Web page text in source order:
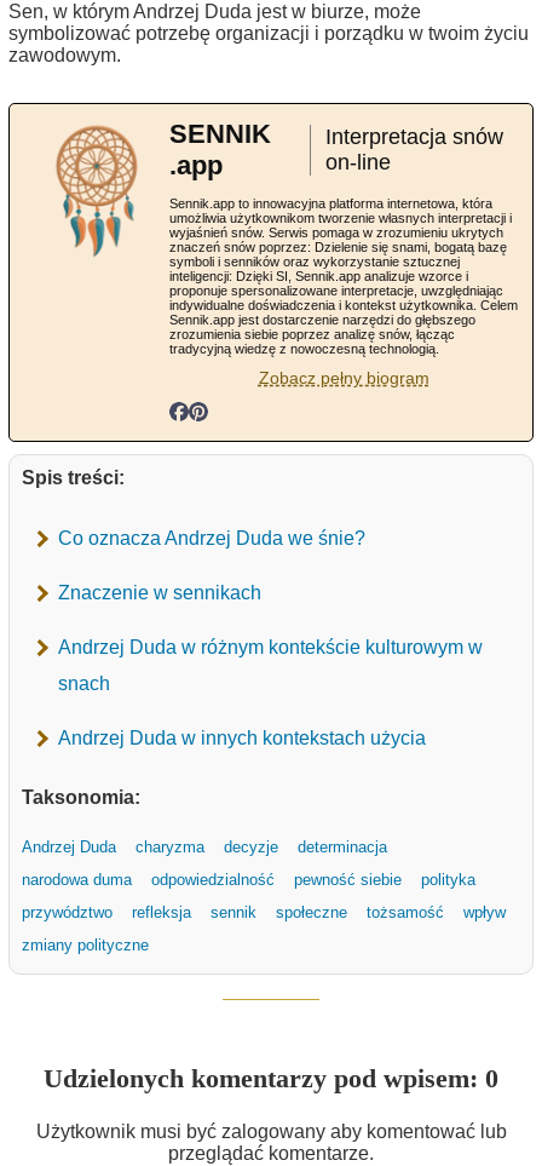
Sen, w którym Andrzej Duda jest w biurze, może
symbolizować potrzebę organizacji i porządku w twoim życiu
zawodowym.
SENNIK
.app
Interpretacja snów
on-line
Sennik.app to innowacyjna platforma internetowa, która
umożliwia użytkownikom tworzenie własnych interpretacji i
wyjaśnień snów. Serwis pomaga w zrozumieniu ukrytych
znaczeń snów poprzez: Dzielenie się snami, bogatą bazę
symboli i senników oraz wykorzystanie sztucznej
inteligencji: Dzięki SI, Sennik.app analizuje wzorce i
proponuje spersonalizowane interpretacje, uwzględniając
indywidualne doświadczenia i kontekst użytkownika. Celem
Sennik.app jest dostarczenie narzędzi do głębszego
zrozumienia siebie poprzez analizę snów, łącząc
tradycyjną wiedzę z nowoczesną technologią.
Zobacz pełny biogram
Spis treści:
Co oznacza Andrzej Duda we śnie?
Znaczenie w sennikach
Andrzej Duda w różnym kontekście kulturowym w
snach
Andrzej Duda w innych kontekstach użycia
Taksonomia:
Andrzej Duda charyzma decyzje
determinacja
narodowa duma
odpowiedzialność pewność siebie
polityka
przywództwo
refleksja sennik społeczne tożsamość
wpływ
zmiany polityczne
Udzielonych komentarzy pod wpisem: 0
Użytkownik musi być zalogowany aby komentować lub
przeglądać komentarze.